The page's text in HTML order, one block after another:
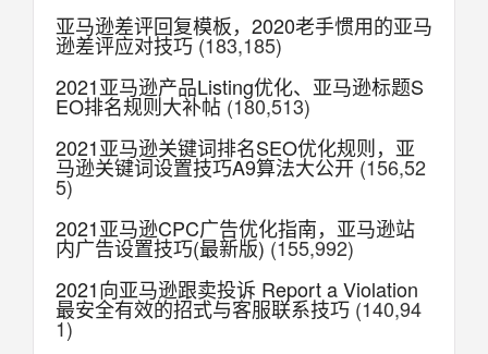
亚马逊差评回复模板，2020老手惯用的亚马
逊差评应对技巧 (183,185)
2021亚马逊产品Listing优化、亚马逊标题S
EO排名规则大补帖 (180,513)
2021亚马逊关键词排名SEO优化规则，亚
马逊关键词设置技巧A9算法大公开 (156,52
5)
2021亚马逊CPC广告优化指南，亚马逊站
内广告设置技巧(最新版) (155,992)
2021向亚马逊跟卖投诉 Report a Violation
最安全有效的招式与客服联系技巧 (140,94
1)